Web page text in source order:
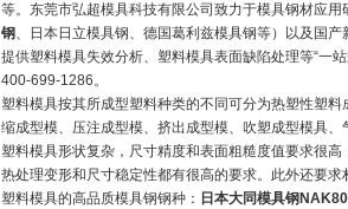
等。东莞市弘超模具科技有限公司致力于模具钢材应
钢、日本日立模具钢、德国葛利兹模具钢等）以及国产
提供塑料模具失效分析、塑料模具表面缺陷处理等“一
400-699-1286。
塑料模具按其所成型塑料种类的不同可分为热塑性塑
缩成型模、压注成型模、挤出成型模、吹塑成型模具、
塑料模具形状复杂，尺寸精度和表面粗糙度值要求很
热处理变形和尺寸稳定性都有很高的要求。此外还要
塑料模具的高品质模具钢钢种： 日本大同模具钢NAK80